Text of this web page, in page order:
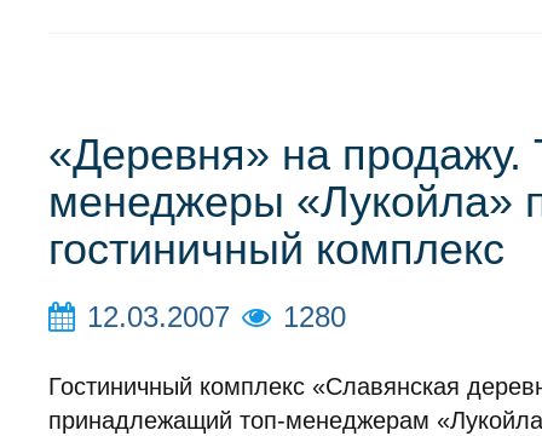
«Деревня» на продажу.
менеджеры «Лукойла»
гостиничный комплекс
12.03.2007 1280
Гостиничный комплекс «Славянская
принадлежащий топ-менеджерам